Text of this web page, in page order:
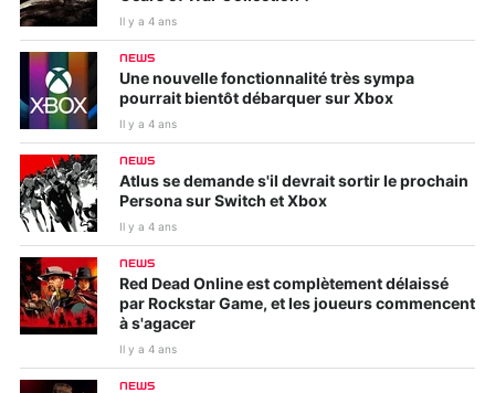
Il y a 4 ans
NEWS
Une nouvelle fonctionnalité très sympa
pourrait bientôt débarquer sur Xbox
Il y a 4 ans
NEWS
Atlus se demande s'il devrait sortir le prochain
Persona sur Switch et Xbox
Il y a 4 ans
NEWS
Red Dead Online est complètement délaissé
par Rockstar Game, et les joueurs commencent
à s'agacer
Il y a 4 ans
NEWS